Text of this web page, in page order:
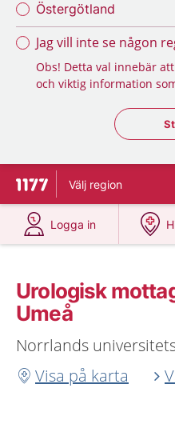
Östergötland
Jag vill inte se någon
Obs! Detta val innebär
och viktig information
Till startsidan för 1177
Välj region
Logga in
på 1177.se
Urologisk
Umeå
Norrlands
Visa på karta